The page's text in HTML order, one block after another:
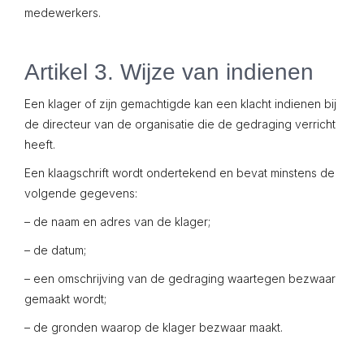
medewerkers.
Artikel 3. Wijze van indienen
Een klager of zijn gemachtigde kan een klacht indienen bij
de directeur van de organisatie die de gedraging verricht
heeft.
Een klaagschrift wordt ondertekend en bevat minstens de
volgende gegevens:
– de naam en adres van de klager;
– de datum;
– een omschrijving van de gedraging waartegen bezwaar
gemaakt wordt;
– de gronden waarop de klager bezwaar maakt.